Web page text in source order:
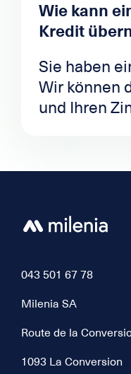
der
Wie kann
Kredit
Sie haben
Wir können
und Ihren
043 501 67 78
Milenia SA
Route de la
1093 La Conversion